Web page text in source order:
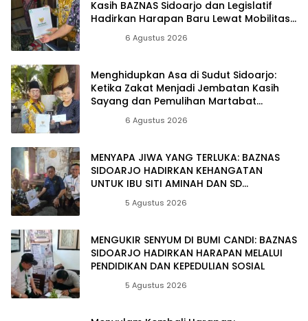
Kasih BAZNAS Sidoarjo dan Legislatif
Hadirkan Harapan Baru Lewat Mobilitas
6 Agustus 2026
Menghidupkan Asa di Sudut Sidoarjo:
Ketika Zakat Menjadi Jembatan Kasih
Sayang dan Pemulihan Martabat
6 Agustus 2026
MENYAPA JIWA YANG TERLUKA: BAZNAS
SIDOARJO HADIRKAN KEHANGATAN
UNTUK IBU SITI AMINAH DAN SD
5 Agustus 2026
MENGUKIR SENYUM DI BUMI CANDI: BAZNAS
SIDOARJO HADIRKAN HARAPAN MELALUI
PENDIDIKAN DAN KEPEDULIAN SOSIAL
5 Agustus 2026